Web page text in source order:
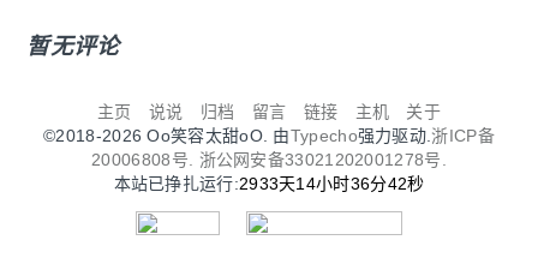
暂无评论
主页 说说 归档 留言 链接 主机
关于
©2018-2026 Oo笑容太甜oO. 由Typecho强力驱动.浙ICP备
20006808号. 浙公网安备33021202001278号.
本站已挣扎运行:2933天14小时36分42秒